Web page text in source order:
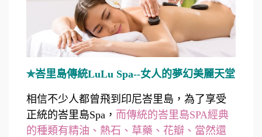
✯峇里島傳統LuLu Spa--女人的夢幻美麗天堂
相信不少人都曾飛到印尼峇里島，為了享受
正統的峇里島Spa， 而傳統的峇里島SPA經典
的種類有精油、熱石、草藥、花瓣、當然還